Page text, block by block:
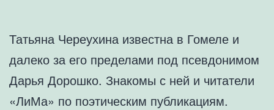
Татьяна Череухина известна в Гомеле и
далеко за его пределами под псевдонимом
Дарья Дорошко. Знакомы с ней и читатели
«ЛиМа» по поэтическим публикациям.